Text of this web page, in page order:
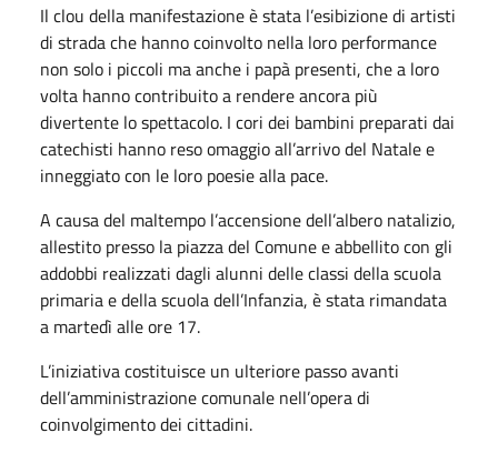
Il clou della manifestazione è stata l’esibizione di artisti
di strada che hanno coinvolto nella loro performance
non solo i piccoli ma anche i papà presenti, che a loro
volta hanno contribuito a rendere ancora più
divertente lo spettacolo. I cori dei bambini preparati dai
catechisti hanno reso omaggio all’arrivo del Natale e
inneggiato con le loro poesie alla pace.
A causa del maltempo l’accensione dell’albero natalizio,
allestito presso la piazza del Comune e abbellito con gli
addobbi realizzati dagli alunni delle classi della scuola
primaria e della scuola dell’Infanzia, è stata rimandata
a martedì alle ore 17.
L’iniziativa costituisce un ulteriore passo avanti
dell’amministrazione comunale nell’opera di
coinvolgimento dei cittadini.